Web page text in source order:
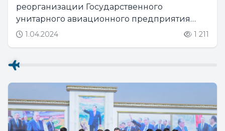
реорганизации Государственного
унитарного авиационного предприятия
«Таджик Эйр» было создано ГУП
открыло свои филиалы в городах...
1.04.2024 1 211